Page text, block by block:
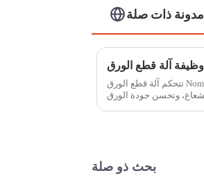
مدونة ذات صلة
تتحكم آلة قطع الورق Nomex في درجة حرارة الليزر، وتحافظ على تجويف خالي من التشوه
بحث ذو صلة